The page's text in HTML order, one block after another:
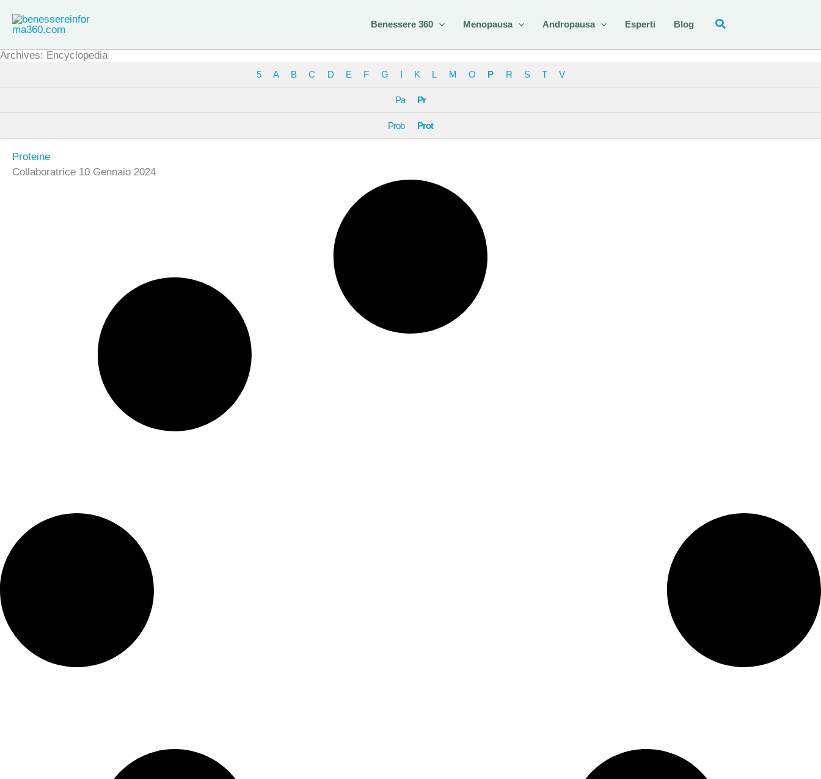
Benessere 360 Menopausa Andropausa Esperti Blog
Archives: Encyclopedia
5 A B C D E F G I K L M O P R S T V
Pa Pr
Prob Prot
Proteine
Collaboratrice 10 Gennaio 2024